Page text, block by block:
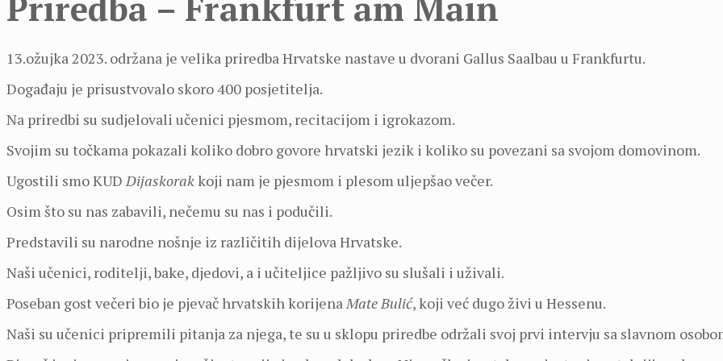
13.ožujka 2023. održana je velika priredba Hrvatske nastave u dvorani Gallus Saalbau u Frankfurtu.
Događaju je prisustvovalo skoro 400 posjetitelja.
Na priredbi su sudjelovali učenici pjesmom, recitacijom i igrokazom.
Svojim su točkama pokazali koliko dobro govore hrvatski jezik i koliko su povezani sa svojom domovinom.
Ugostili smo KUDDijaskorakkoji nam je pjesmom i plesom uljepšao večer.
Osim što su nas zabavili, nečemu su nas i podučili.
Predstavili su narodne nošnje iz različitih dijelova Hrvatske.
Naši učenici, roditelji, bake, djedovi, a i učiteljice pažljivo su slušali i uživali.
Poseban gost večeri bio je pjevač hrvatskih korijenaMate Bulić, koji već dugo živi u Hessenu.
Naši su učenici pripremili pitanja za njega, te su u sklopu priredbe održali svoj prvi intervju sa slavnom